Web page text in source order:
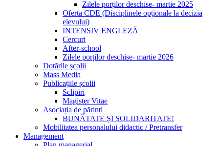
Zilele porților deschise- martie 2025
Oferta CDE (Disciplinele opționale la decizia
elevului)
INTENSIV ENGLEZĂ
Cercuri
After-school
Zilele porților deschise- martie 2026
Dotările școlii
Mass Media
Publicațiile școlii
Sclipiri
Magister Vitae
Asociația de părinți
BUNĂTATE ȘI SOLIDARITATE!
Mobilitatea personalului didactic / Pretransfer
Management